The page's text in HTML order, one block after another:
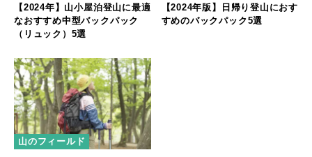
【2024年】山小屋泊登山に最適
なおすすめ中型バックパック
（リュック）5選
【2024年版】日帰り登山におす
すめのバックパック5選
山のフィールド